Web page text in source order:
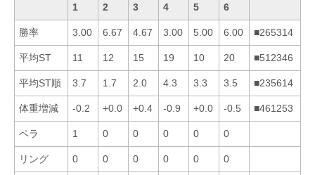
1 2 3 4 5 6
勝率 3.00 6.67 4.67 3.00 5.00 6.00 ■265314
平均ST 11 12 15 19 10 20 ■512346
平均ST順 3.7 1.7 2.0 4.3 3.3 3.5 ■235614
体重増減 -0.2 +0.0 +0.4 -0.9 +0.0 -0.5 ■461253
ペラ 1 0 0 0 0 0
リング 0 0 0 0 0 0